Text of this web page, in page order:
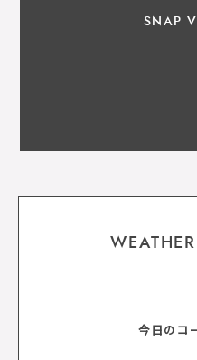
SNAP
今日のコ